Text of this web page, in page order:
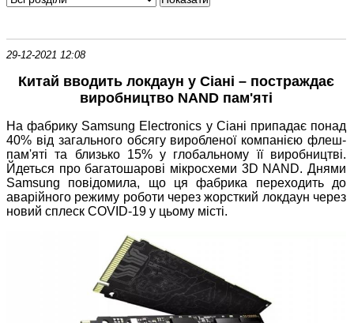
29-12-2021 12:08
Китай вводить локдаун у Сіані – постраждає
виробництво NAND пам'яті
На фабрику Samsung Electronics у Сіані припадає понад
40% від загального обсягу виробленої компанією флеш-
пам'яті та близько 15% у глобальному її виробництві.
Йдеться про багатошарові мікросхеми 3D NAND. Днями
Samsung повідомила, що ця фабрика переходить до
аварійного режиму роботи через жорсткий локдаун через
новий сплеск COVID-19 у цьому місті.